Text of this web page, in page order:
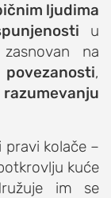
ljudima
u
na
povezanosti,
pravi kolače –
kuće
im se